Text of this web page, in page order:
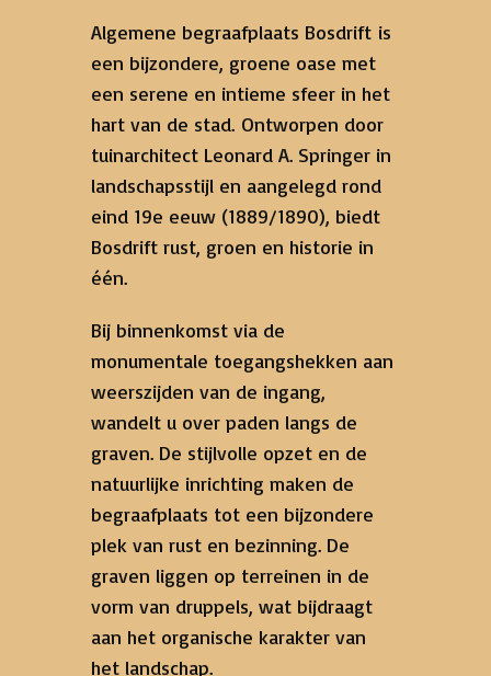
Algemene begraafplaats Bosdrift is
een bijzondere, groene oase met
een serene en intieme sfeer in het
hart van de stad. Ontworpen door
tuinarchitect Leonard A. Springer in
landschapsstijl en aangelegd rond
eind 19e eeuw (1889/1890), biedt
Bosdrift rust, groen en historie in
één.
Bij binnenkomst via de
monumentale toegangshekken aan
weerszijden van de ingang,
wandelt u over paden langs de
graven. De stijlvolle opzet en de
natuurlijke inrichting maken de
begraafplaats tot een bijzondere
plek van rust en bezinning. De
graven liggen op terreinen in de
vorm van druppels, wat bijdraagt
aan het organische karakter van
het landschap.